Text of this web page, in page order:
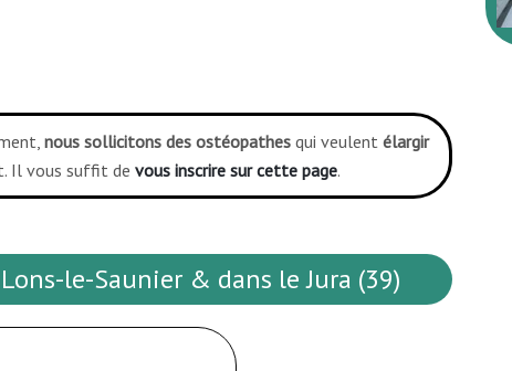
nous sollicitons des ostéopathes qui veulent élargir
Il vous suffit de vous inscrire sur cette page.
le-Saunier & dans le Jura (39)